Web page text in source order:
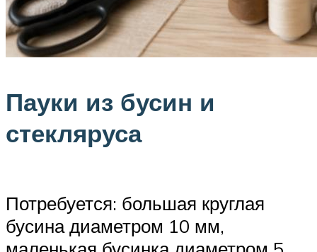
Пауки из бусин и
стекляруса
Потребуется: большая круглая
бусина диаметром 10 мм,